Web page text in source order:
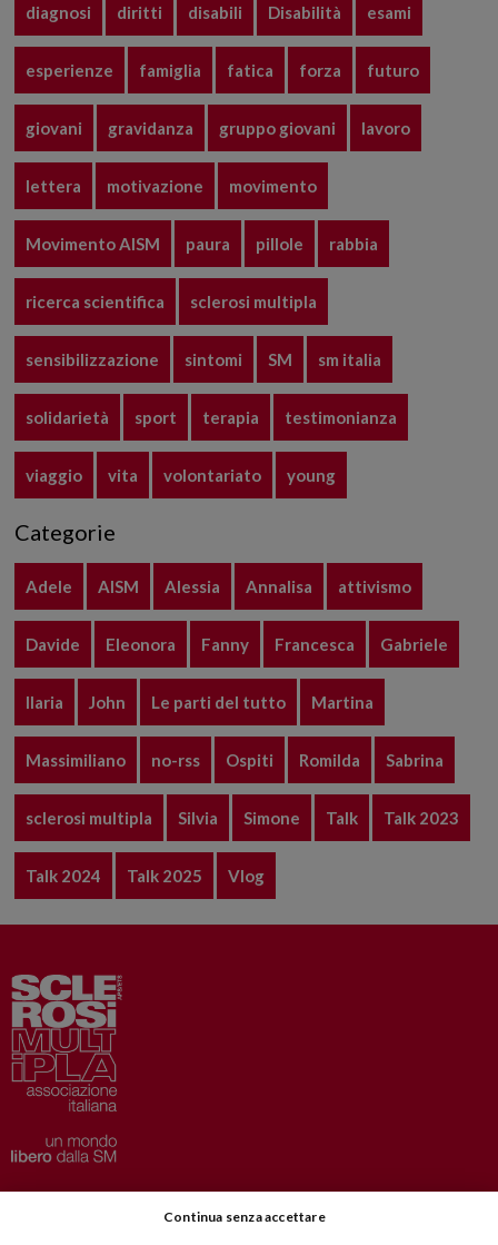
diagnosi diritti disabili Disabilità esami
esperienze famiglia fatica forza futuro
giovani gravidanza gruppo giovani lavoro
lettera motivazione movimento
Movimento AISM paura pillole rabbia
ricerca scientifica sclerosi multipla
sensibilizzazione sintomi SM sm italia
solidarietà sport terapia testimonianza
viaggio vita volontariato young
Categorie
Adele AISM Alessia Annalisa attivismo
Davide Eleonora Fanny Francesca Gabriele
Ilaria John Le parti del tutto Martina
Massimiliano no-rss Ospiti Romilda Sabrina
sclerosi multipla Silvia Simone Talk Talk 2023
Talk 2024 Talk 2025 Vlog
Privacy–Disclaimer
Continua senza accettare